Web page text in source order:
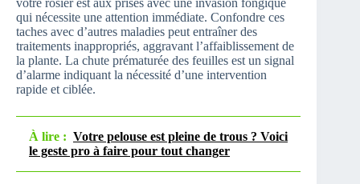
votre rosier est aux prises avec une invasion fongique
qui nécessite une attention immédiate. Confondre ces
taches avec d’autres maladies peut entraîner des
traitements inappropriés, aggravant l’affaiblissement de
la plante. La chute prématurée des feuilles est un signal
d’alarme indiquant la nécessité d’une intervention
rapide et ciblée.
À lire : Votre pelouse est pleine de trous ? Voici
le geste pro à faire pour tout changer